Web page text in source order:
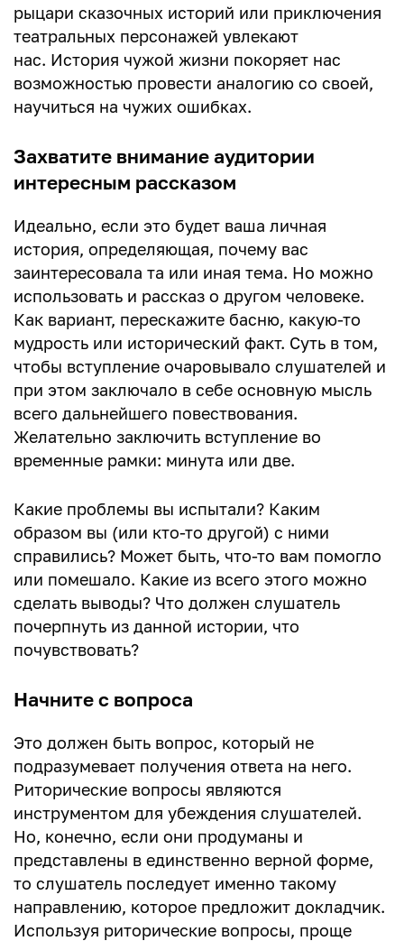
рыцари сказочных историй или приключения
театральных персонажей увлекают
нас. История чужой жизни покоряет нас
возможностью провести аналогию со своей,
научиться на чужих ошибках.
Захватите внимание аудитории
интересным рассказом
Идеально, если это будет ваша личная
история, определяющая, почему вас
заинтересовала та или иная тема. Но можно
использовать и рассказ о другом человеке.
Как вариант, перескажите басню, какую-то
мудрость или исторический факт. Суть в том,
чтобы вступление очаровывало слушателей и
при этом заключало в себе основную мысль
всего дальнейшего повествования.
Желательно заключить вступление во
временные рамки: минута или две.
Какие проблемы вы испытали? Каким
образом вы (или кто-то другой) с ними
справились? Может быть, что-то вам помогло
или помешало. Какие из всего этого можно
сделать выводы? Что должен слушатель
почерпнуть из данной истории, что
почувствовать?
Начните с вопроса
Это должен быть вопрос, который не
подразумевает получения ответа на него.
Риторические вопросы являются
инструментом для убеждения слушателей.
Но, конечно, если они продуманы и
представлены в единственно верной форме,
то слушатель последует именно такому
направлению, которое предложит докладчик.
Используя риторические вопросы, проще